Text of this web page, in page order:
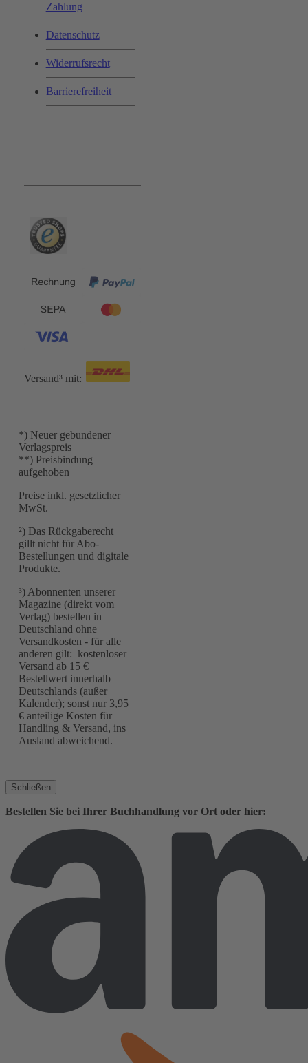
Zahlung
Datenschutz
Widerrufsrecht
Barrierefreiheit
Versand³ mit:
*) Neuer gebundener
Verlagspreis
**) Preisbindung
aufgehoben
Preise inkl. gesetzlicher
MwSt.
²) Das Rückgaberecht
gillt nicht für Abo-
Bestellungen und digitale
Produkte.
³) Abonnenten unserer
Magazine (direkt vom
Verlag) bestellen in
Deutschland ohne
Versandkosten - für alle
anderen gilt: kostenloser
Versand ab 15 €
Bestellwert innerhalb
Deutschlands (außer
Kalender); sonst nur 3,95
€ anteilige Kosten für
Handling & Versand, ins
Ausland abweichend.
Schließen
Bestellen Sie bei Ihrer Buchhandlung vor Ort oder hier: